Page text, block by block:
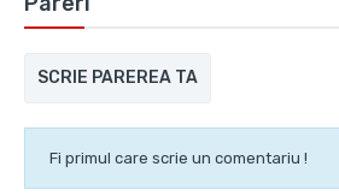
SCRIE PAREREA TA
Fi primul care scrie un comentariu !